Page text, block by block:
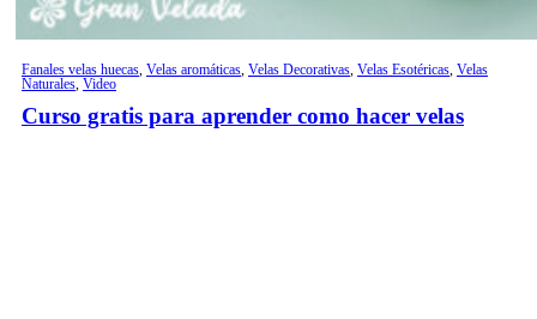
Fanales velas huecas, Velas aromáticas, Velas Decorativas, Velas Esotéricas, Velas
Naturales, Video
Curso gratis para aprender como hacer velas